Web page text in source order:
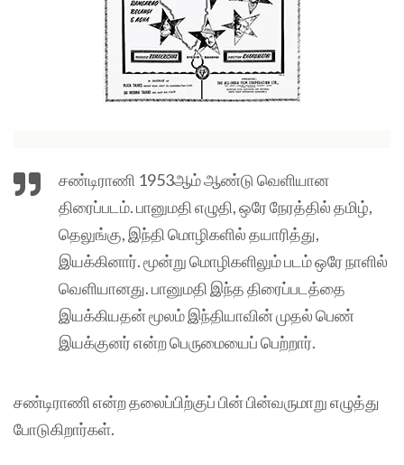
சண்டிராணி 1953ஆம் ஆண்டு வெளியான
திரைப்படம். பானுமதி எழுதி, ஒரே நேரத்தில் தமிழ்,
தெலுங்கு, இந்தி மொழிகளில் தயாரித்து,
இயக்கினார். மூன்று மொழிகளிலும் படம் ஒரே நாளில்
வெளியானது. பானுமதி இந்த திரைப்படத்தை
இயக்கியதன் மூலம் இந்தியாவின் முதல் பெண்
இயக்குனர் என்ற பெருமையைப் பெற்றார்.
சண்டிராணி என்ற தலைப்பிற்குப் பின் பின்வருமாறு எழுத்து
போடுகிறார்கள்.